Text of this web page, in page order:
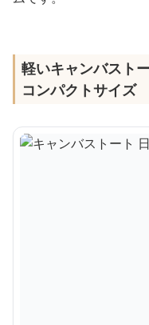
軽いキャンバスト
コンパクトサイズ